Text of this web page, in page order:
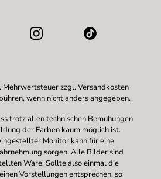
Mehrwertsteuer zzgl.Versandkosten
wenn nicht anders angegeben.
trotz allen technischen Bemühungen
der Farben kaum möglich ist.
Monitor kann für eine
sorgen. Alle Bilder sind
Ware. Sollte also einmal die
Vorstellungen entsprechen, so